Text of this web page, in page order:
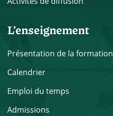
L’enseignement
Présentation de la formation
Calendrier
Emploi du temps
Admissions